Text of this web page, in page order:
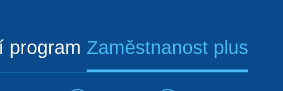
program Zaměstnanost plus